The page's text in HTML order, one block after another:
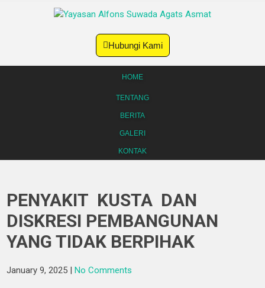
Hubungi Kami
HOME
TENTANG
BERITA
GALERI
KONTAK
PENYAKIT KUSTA DAN
DISKRESI PEMBANGUNAN
YANG TIDAK BERPIHAK
January 9, 2025 |No Comments